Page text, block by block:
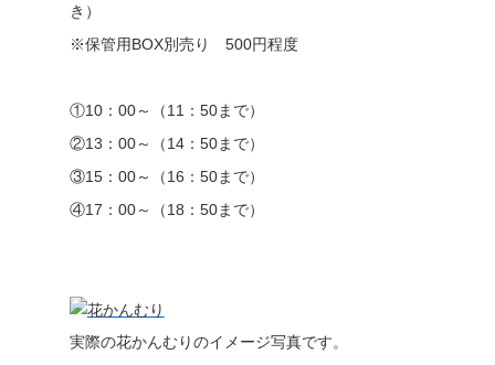
き）
※保管用BOX別売り 500円程度
①10：00～（11：50まで）
②13：00～（14：50まで）
③15：00～（16：50まで）
④17：00～（18：50まで）
実際の花かんむりのイメージ写真です。